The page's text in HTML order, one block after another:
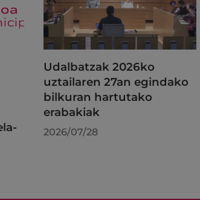
Udalbatzak 2026ko
uztailaren 27an egindako
bilkuran hartutako
erabakiak
2026/07/28